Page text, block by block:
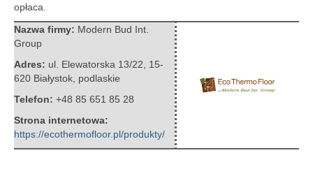
opłaca.
Nazwa firmy: Modern Bud Int.
Group
Adres: ul. Elewatorska 13/22
15-
620 Białystok podlaskie
Telefon: +48 85 651 85 28
Strona internetowa:
https://ecothermofloor.pl/produkty/